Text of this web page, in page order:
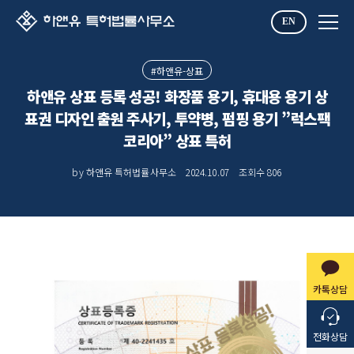
EN
카톡상담
전화상담
#하앤유-상표
하앤유 상표 등록 성공! 화장품 용기, 휴대용 용기 상
표권 디자인 출원 주사기, 투약병, 펌핑 용기 ”럭스팩
코리아” 상표 특허
by 하앤유 특허법률사무소 2024.10.07 조회수806